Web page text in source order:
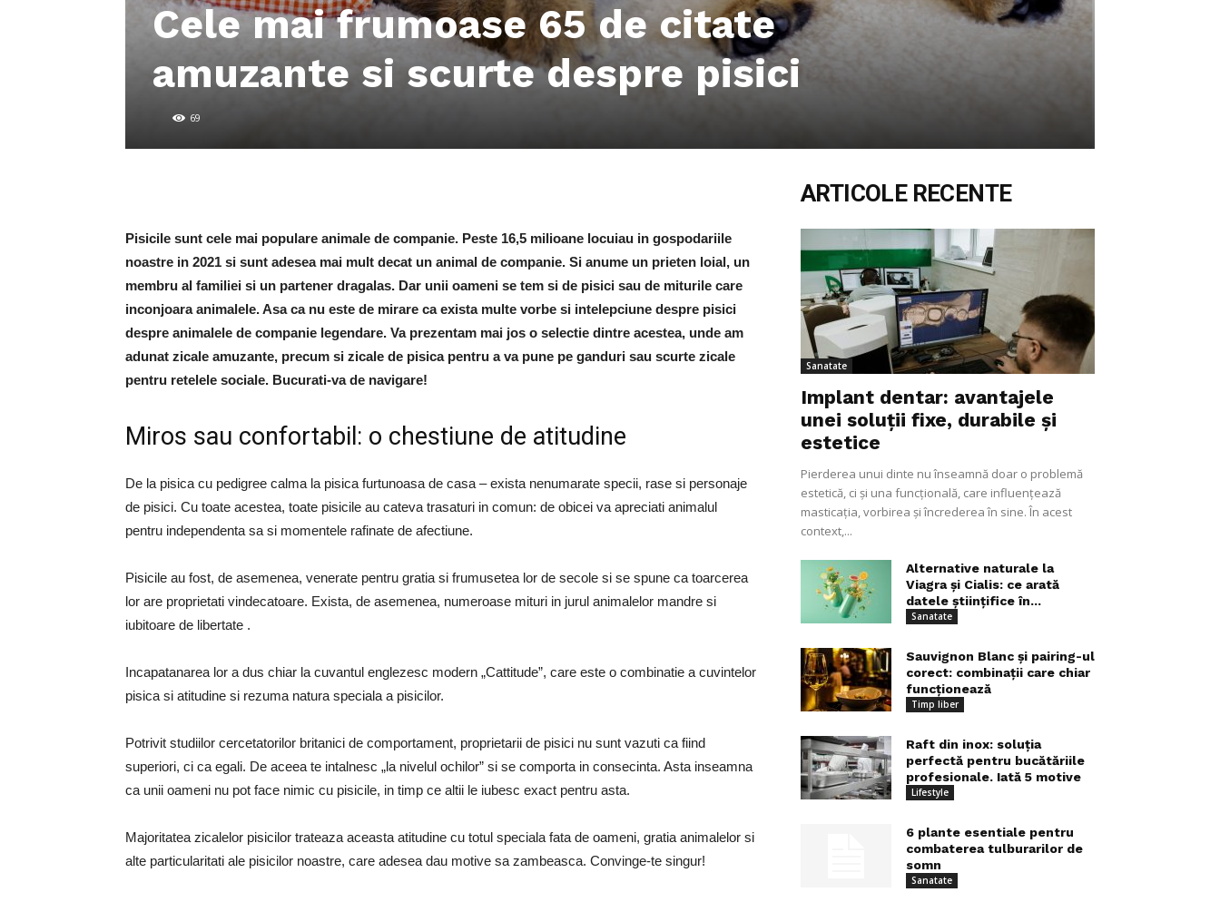
Cele mai frumoase 65 de citate
amuzante si scurte despre pisici
69
Pisicile sunt cele mai populare animale de companie. Peste 16,5 milioane locuiau in gospodariile
noastre in 2021 si sunt adesea mai mult decat un animal de companie. Si anume un prieten loial, un
membru al familiei si un partener dragalas. Dar unii oameni se tem si de pisici sau de miturile care
inconjoara animalele. Asa ca nu este de mirare ca exista multe vorbe si intelepciune despre pisici
despre animalele de companie legendare. Va prezentam mai jos o selectie dintre acestea, unde am
adunat zicale amuzante, precum si zicale de pisica pentru a va pune pe ganduri sau scurte zicale
pentru retelele sociale. Bucurati-va de navigare!
Miros sau confortabil: o chestiune de atitudine
De la pisica cu pedigree calma la pisica furtunoasa de casa – exista nenumarate specii, rase si personaje
de pisici. Cu toate acestea, toate pisicile au cateva trasaturi in comun: de obicei va apreciati animalul
pentru independenta sa si momentele rafinate de afectiune.
Pisicile au fost, de asemenea, venerate pentru gratia si frumusetea lor de secole si se spune ca toarcerea
lor are proprietati vindecatoare. Exista, de asemenea, numeroase mituri in jurul animalelor mandre si
iubitoare de libertate .
Incapatanarea lor a dus chiar la cuvantul englezesc modern „Cattitude”, care este o combinatie a cuvintelor
pisica si atitudine si rezuma natura speciala a pisicilor.
Potrivit studiilor cercetatorilor britanici de comportament, proprietarii de pisici nu sunt vazuti ca fiind
superiori, ci ca egali. De aceea te intalnesc „la nivelul ochilor” si se comporta in consecinta. Asta inseamna
ca unii oameni nu pot face nimic cu pisicile, in timp ce altii le iubesc exact pentru asta.
Majoritatea zicalelor pisicilor trateaza aceasta atitudine cu totul speciala fata de oameni, gratia animalelor si
alte particularitati ale pisicilor noastre, care adesea dau motive sa zambeasca. Convinge-te singur!
ARTICOLE RECENTE
Sanatate
Implant dentar: avantajele
unei soluții fixe, durabile și
estetice
Pierderea unui dinte nu înseamnă doar o problemă
estetică, ci și una funcțională, care influențează
masticația, vorbirea și încrederea în sine. În acest
context,...
Alternative naturale la
Viagra și Cialis: ce arată
datele științifice în...
Sanatate
Sauvignon Blanc și pairing-ul
corect: combinații care chiar
funcționează
Timp liber
Raft din inox: soluția
perfectă pentru bucătăriile
profesionale. Iată 5 motive
Lifestyle
6 plante esentiale pentru
combaterea tulburarilor de
somn
Sanatate